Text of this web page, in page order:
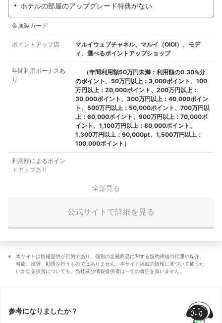
ホテルの部屋のアップグレード特典がない
金属製カード
ポイントアップ店
マルイウェブチャネル、マルイ（OIOl）、モデ
ィ、選べるポイントアップショップ
年間利用ボーナスあ
り
（年間利用額50万円未満：利用額の0.30%分
のポイント、50万円以上：3,000ポイント、100
万円以上：20,000ポイント、200万円以上：
30,000ポイント、300万円以上：40,000ポイン
ト、500万円以上：50,000ポイント、700万円以
上：60,000ポイント、900万円以上：70,000ポ
イント、1,100万円以上：80,000ポイント、
1,300万円以上：90,000pt、1,500万円以上：
100,000ポイント）
利用額によるポイン
トアップあり
全部見る
公式サイトで詳細を見る
本サイトは情報提供が目的であり、個別の金融商品に関する契約締結の代理や媒介、
斡旋、推奨、勧誘を行うものではありません。本サイト掲載の情報に基づいて被った
いかなる損害についても、当社及び情報提供者は一切の責任を負いません。
参考になりましたか？